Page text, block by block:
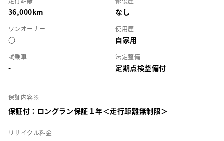
36,000km なし
ワンオーナー
○
使用歴
自家用
試乗車
-
法定整備
定期点検整備付
保証内容※
保証付：ロングラン保証１年＜走行距離無制限＞
リサイクル料金